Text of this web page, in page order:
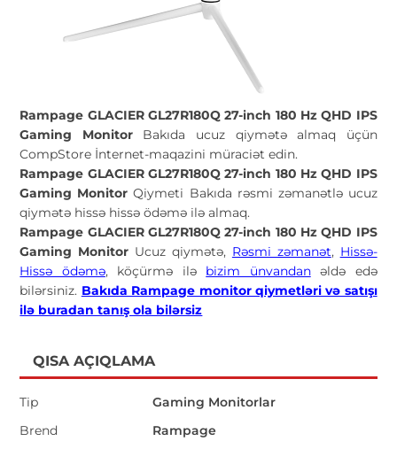
Rampage GLACIER GL27R180Q 27-inch 180 Hz QHD IPS
Gaming Monitor Bakıda ucuz qiymətə almaq üçün
CompStore İnternet-maqazini müraciət edin.
Rampage GLACIER GL27R180Q 27-inch 180 Hz QHD IPS
Gaming MonitorQiymeti Bakıda rəsmi zəmanətlə ucuz
qiymətə hissə hissə ödəmə ilə almaq.
Rampage GLACIER GL27R180Q 27-inch 180 Hz QHD IPS
Gaming Monitor Ucuz qiymətə, Rəsmi zəmanət, Hissə-
Hissə ödəmə, köçürmə ilə bizim ünvandanəldə edə
bilərsiniz. Bakıda Rampage monitor qiymetləri və satışı
ilə buradan tanış ola bilərsiz
QISA AÇIQLAMA
Tip
Gaming Monitorlar
Brend
Rampage